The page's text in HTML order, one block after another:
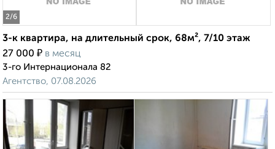
2/6
3-к квартира, на длительный срок, 68м², 7/10 этаж
27 000 ₽ в месяц
3-го Интернационала 82
Агентство, 07.08.2026